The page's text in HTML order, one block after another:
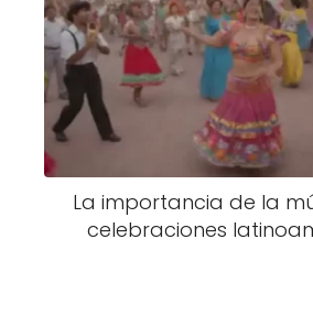
La importancia de la
celebraciones